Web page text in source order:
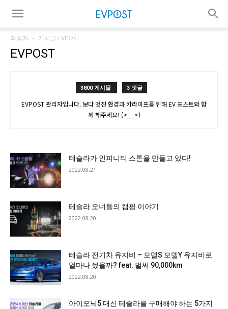
작성자 게시글 EVPOST
EVPOST
3800 게시물 3 댓글
EVPOST 관리자입니다. 보다 멋진 환경과 카라이프를 위해 EV 포스트와 함
께 해주세요! (>__<)
테슬라가 인피니티 스톤을 만들고 있다!
2022.08.21
테슬라 오너들의 캠핑 이야기
2022.08.20
테슬라 전기차 유지비 – 모델S 모델Y 유지비로
얼마나 썼을까? feat. 벌써 90,000km
2022.08.20
아이오닉5 대신 테슬라를 구매해야 하는 5가지